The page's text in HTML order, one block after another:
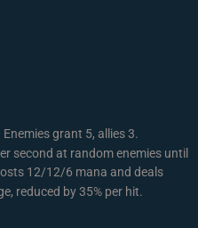
grant 5, allies3.
second at random enemies until
12/12/6 mana and deals
reduced by 35% per hit.